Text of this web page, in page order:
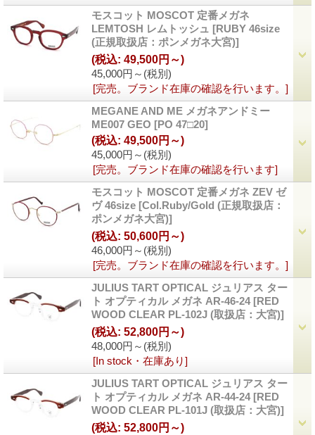
モスコット MOSCOT 定番メガネ
LEMTOSH レムトッシュ [RUBY 46size
(正規取扱店：ポンメガネ大宮)]
45,000円～ (税別)
(税込: 49,500円～)
[完売。ブランド在庫の確認を行います。]
MEGANE AND ME メガネアンドミー
ME007 GEO [PO 47□20]
45,000円～ (税別)
(税込: 49,500円～)
[完売。ブランド在庫の確認を行います]
モスコット MOSCOT 定番メガネ ZEV ゼ
ヴ 46size [Col.Ruby/Gold (正規取扱店：
ポンメガネ大宮)]
46,000円～ (税別)
(税込: 50,600円～)
[完売。ブランド在庫の確認を行います。]
JULIUS TART OPTICAL ジュリアス ター
ト オプティカル メガネ AR-46-24 [RED
WOOD CLEAR PL-102J (取扱店：大宮)]
48,000円～ (税別)
(税込: 52,800円～)
[In stock・在庫あり]
JULIUS TART OPTICAL ジュリアス ター
ト オプティカル メガネ AR-44-24 [RED
WOOD CLEAR PL-101J (取扱店：大宮)]
(税込: 52,800円～)